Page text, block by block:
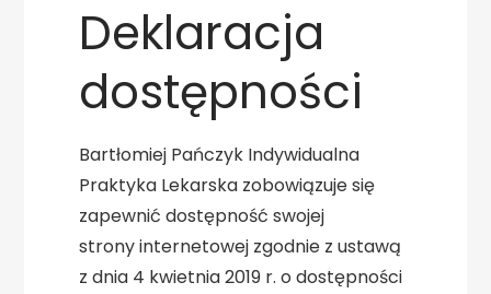
Deklaracja
dostępności
Bartłomiej Pańczyk Indywidualna
Praktyka Lekarska zobowiązuje się
zapewnić dostępność swojej
strony internetowej zgodnie z ustawą
z dnia 4 kwietnia 2019 r. o dostępności